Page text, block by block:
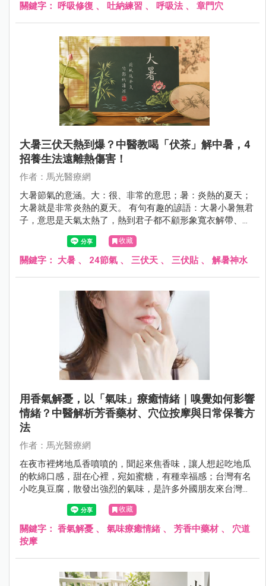
關鍵字： 呼吸修復 、 吐納練習 、 呼吸法 、 章門穴
大暑三伏天熱到爆？中醫教喝「伏茶」解中暑，4
招養生法遠離熱傷害！
作者：馬光醫療網
大暑節氣的意涵。大：很、非常的意思；暑：炎熱的夏天；
大暑就是非常炎熱的夏天。 有句有趣的諺語：大暑小暑無君
子，意思是天氣太熱了，熱到君子都不顧形象寬衣解帶、袒
胸露背來散熱消暑。
收藏
關鍵字： 大暑 、 24節氣 、 三伏天 、 三伏貼、 解暑神水
用香氣解憂，以「氣味」療癒情緒｜嗅覺如何影響
情緒？中醫解析芳香藥材、穴位按摩與日常保養方
法
作者：馬光醫療網
在夜市裡烤地瓜香噴噴的，聞起來焦香味，讓人想起吃地瓜
的軟綿口感，甜在心裡，宛如蜜糖，有種幸福感；台灣有名
小吃臭豆腐，散發出強烈的氣味，是許多外國朋友來台灣想
要或是必挑戰的食物，不管它究竟是香？還是臭？都是讓人
食指大動的特色美食。
收藏
關鍵字： 香氣解憂 、 氣味療癒情緒 、 芳香中藥材 、 穴道
按摩